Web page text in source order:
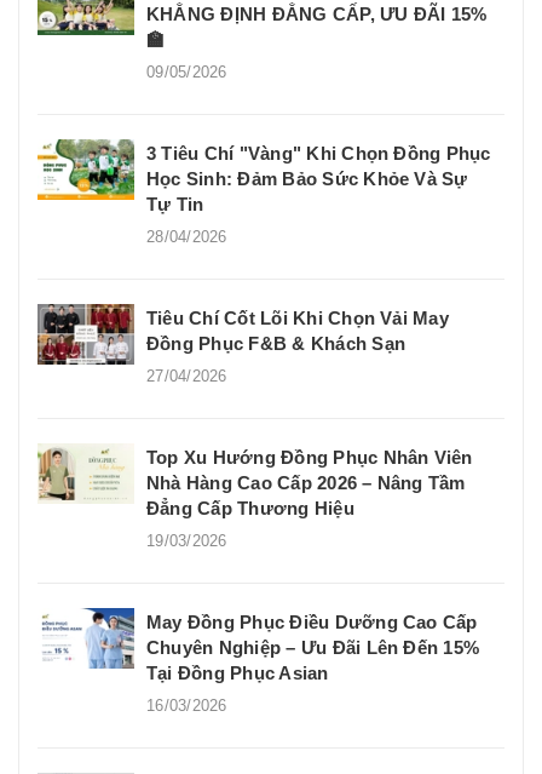
KHẲNG ĐỊNH ĐẲNG CẤP, ƯU ĐÃI 15%
🏫
09/05/2026
3 Tiêu Chí "Vàng" Khi Chọn Đồng Phục
Học Sinh: Đảm Bảo Sức Khỏe Và Sự
Tự Tin
28/04/2026
Tiêu Chí Cốt Lõi Khi Chọn Vải May
Đồng Phục F&B & Khách Sạn
27/04/2026
Top Xu Hướng Đồng Phục Nhân Viên
Nhà Hàng Cao Cấp 2026 – Nâng Tầm
Đẳng Cấp Thương Hiệu
19/03/2026
May Đồng Phục Điều Dưỡng Cao Cấp
Chuyên Nghiệp – Ưu Đãi Lên Đến 15%
Tại Đồng Phục Asian
16/03/2026